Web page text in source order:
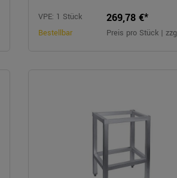
VPE: 1 Stück
Bestellbar
269,78 €*
Preis pro Stück |